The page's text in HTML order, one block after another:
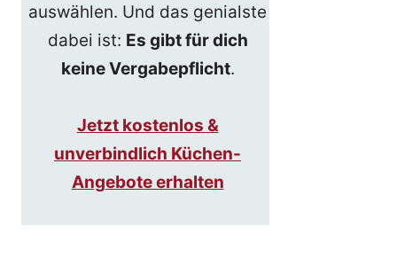
auswählen. Und das genialste
dabei ist: Es gibt für dich
keine Vergabepflicht.
Jetzt kostenlos &
unverbindlich Küchen-
Angebote erhalten